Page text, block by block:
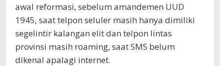
awal reformasi, sebelum amandemen UUD
1945, saat telpon seluler masih hanya dimiliki
segelintir kalangan elit dan telpon lintas
provinsi masih roaming, saat SMS belum
dikenal apalagi internet.